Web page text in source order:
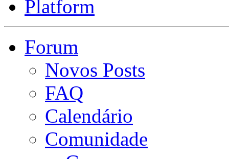
Forum
Novos Posts
FAQ
Calendário
Comunidade